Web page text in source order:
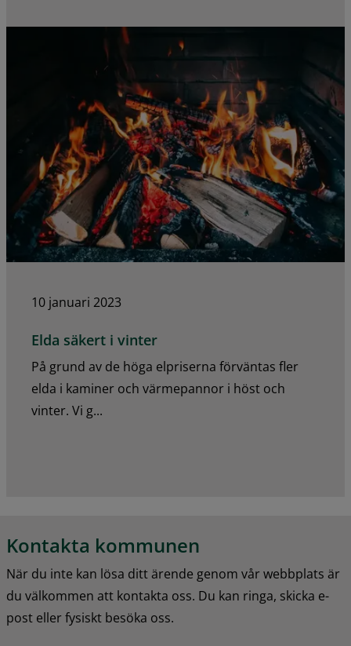
10 januari 2023
Elda säkert i vinter
På grund av de höga elpriserna förväntas fler
elda i kaminer och värmepannor i höst och
vinter. Vi g...
Kontakta kommunen
När du inte kan lösa ditt ärende genom vår webbplats är
du välkommen att kontakta oss. Du kan ringa, skicka e-
post eller fysiskt besöka oss.